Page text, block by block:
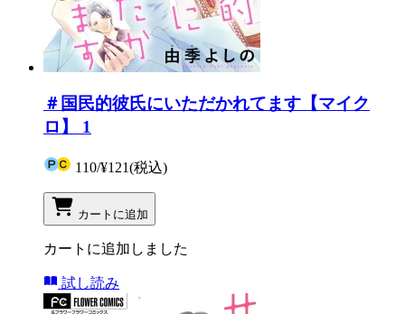
＃国民的彼氏にいただかれてます【マイク
ロ】 1
110/¥121(税込)
カートに追加
カートに追加しました
試し読み